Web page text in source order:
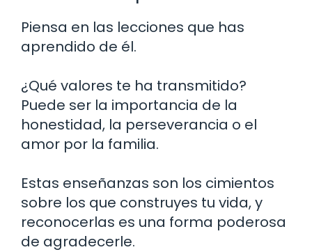
Piensa en las lecciones que has
aprendido de él.
¿Qué valores te ha transmitido?
Puede ser la importancia de la
honestidad, la perseverancia o el
amor por la familia.
Estas enseñanzas son los cimientos
sobre los que construyes tu vida, y
reconocerlas es una forma poderosa
de agradecerle.